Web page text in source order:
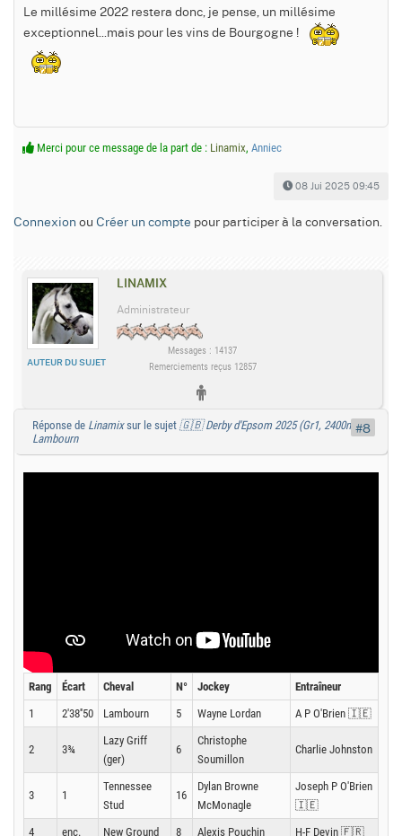
Le millésime 2022 restera donc, je pense, un millésime
exceptionnel...mais pour les vins de Bourgogne !
Merci pour ce message de la part de : Linamix, Anniec
08 Jui 2025 09:45
Connexion ou Créer un compte pour participer à la conversation.
LINAMIX
AUTEUR DU SUJET
Administrateur
Messages : 14137
Remerciements reçus 12857
Réponse de Linamixsur le sujet 🇬🇧 Derby d'Epsom 2025 (Gr1, 2400m) :
Lambourn
Rang Écart Cheval N° Jockey
Entraîneur
1
2'38''50 Lambourn 5 Wayne Lordan A P O'Brien 🇮🇪
2 3¾
Lazy Griff
(ger)
6
Christophe
Soumillon
Charlie Johnston
3 1
Tennessee
Stud
16
Dylan Browne
McMonagle
Joseph P O'Brien
🇮🇪
4
enc. New Ground 8 Alexis Pouchin H-F Devin 🇫🇷
#8